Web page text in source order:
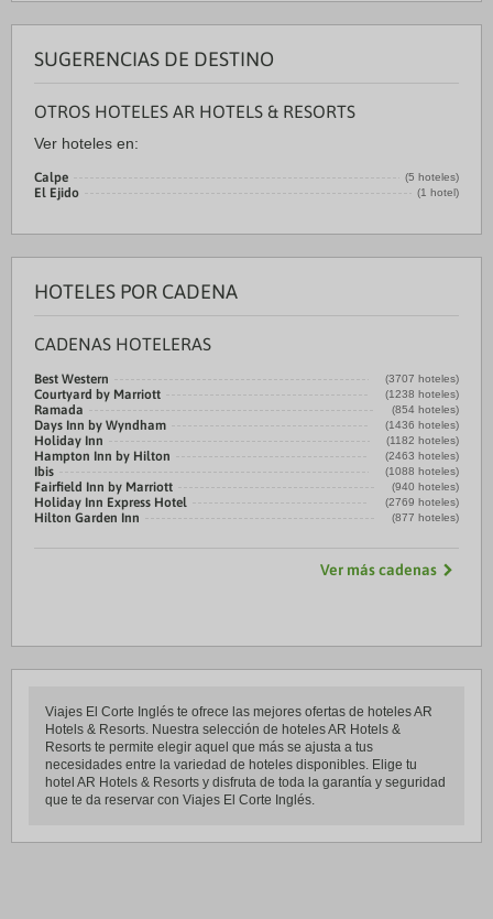
SUGERENCIAS DE DESTINO
OTROS HOTELES AR HOTELS & RESORTS
Ver hoteles en:
Calpe (5 hoteles)
El Ejido (1 hotel)
HOTELES POR CADENA
CADENAS HOTELERAS
Best Western (3707 hoteles)
Courtyard by Marriott (1238 hoteles)
Ramada (854 hoteles)
Days Inn by Wyndham (1436 hoteles)
Holiday Inn (1182 hoteles)
Hampton Inn by Hilton (2463 hoteles)
Ibis (1088 hoteles)
Fairfield Inn by Marriott (940 hoteles)
Holiday Inn Express Hotel (2769 hoteles)
Hilton Garden Inn (877 hoteles)
Ver más cadenas
Viajes El Corte Inglés te ofrece las mejores ofertas de hoteles AR
Hotels & Resorts. Nuestra selección de hoteles AR Hotels &
Resorts te permite elegir aquel que más se ajusta a tus
necesidades entre la variedad de hoteles disponibles. Elige tu
hotel AR Hotels & Resorts y disfruta de toda la garantía y seguridad
que te da reservar con Viajes El Corte Inglés.